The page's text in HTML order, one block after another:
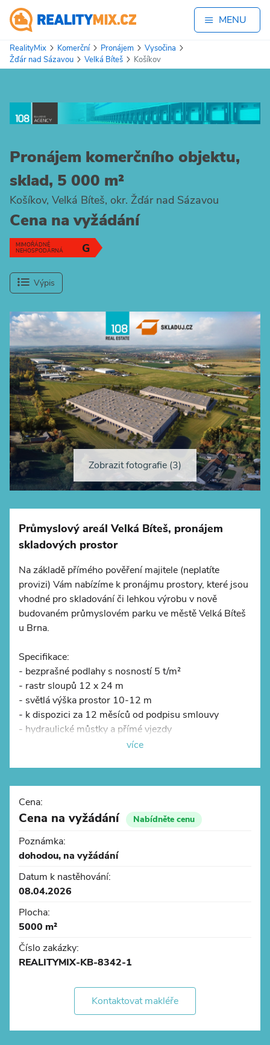
MENU
RealityMix Komerční Pronájem
Vysočina
Žďár nad Sázavou
Velká Bíteš Košíkov
Pronájem komerčního objektu,
sklad, 5 000 m²
Košíkov, Velká Bíteš, okr. Žďár nad Sázavou
Cena na vyžádání
G
MIMOŘÁDNĚ
NEHOSPODÁRNÁ
Výpis
+
−
Zobrazit fotografie (3)
Průmyslový areál Velká Bíteš, pronájem
skladových prostor
Na základě přímého pověření majitele (neplatíte
provizi) Vám nabízíme k pronájmu prostory, které jsou
vhodné pro skladování či lehkou výrobu v nově
budovaném průmyslovém parku ve městě Velká Bíteš
u Brna.
Specifikace:
- bezprašné podlahy s nosností 5 t/m²
- rastr sloupů 12 x 24 m
- světlá výška prostor 10-12 m
- k dispozici za 12 měsíců od podpisu smlouvy
- hydraulické můstky a přímé vjezdy
- kanceláře a sociální zázemí dle požadavků klienta
- sprinklery
- LED osvětlení
- u haly B je možný cross-dock
- v blízkosti dálnice D1 - rychlé spojení mezi Brnem
(38 km) a Prahou (172 km)
- napojení na hlavní evropské dopravní koridory -
přímý transport do Rakouska, Německa a dalších států
více
Cena:
Cena na vyžádání Nabídněte cenu
Poznámka:
dohodou, na vyžádání
Datum k nastěhování:
08.04.2026
Plocha:
5000 m²
Číslo zakázky:
REALITYMIX-KB-8342-1
Kontaktovat makléře